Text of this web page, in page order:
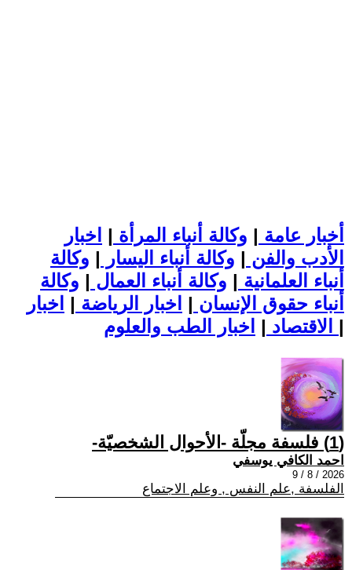
أخبار عامة | وكالة أنباء المرأة | اخبار
الأدب والفن | وكالة أنباء اليسار | وكالة
أنباء العلمانية | وكالة أنباء العمال | وكالة
أنباء حقوق الإنسان | اخبار الرياضة | اخبار
الاقتصاد | |
(1) فلسفة مجلّة -الأحوال الشخصيّة-
احمد الكافي يوسفي
2026 / 8 / 9
الفلسفة ,علم النفس , وعلم الاجتماع